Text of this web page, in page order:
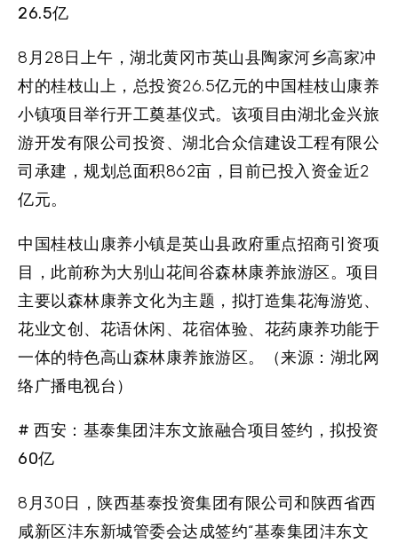
26.5亿
8月28日上午，湖北黄冈市英山县陶家河乡高家冲
村的桂枝山上，总投资26.5亿元的中国桂枝山康养
小镇项目举行开工奠基仪式。该项目由湖北金兴旅
游开发有限公司投资、湖北合众信建设工程有限公
司承建，规划总面积862亩，目前已投入资金近2
亿元。
中国桂枝山康养小镇是英山县政府重点招商引资项
目，此前称为大别山花间谷森林康养旅游区。项目
主要以森林康养文化为主题，拟打造集花海游览、
花业文创、花语休闲、花宿体验、花药康养功能于
一体的特色高山森林康养旅游区。（来源：湖北网
络广播电视台）
# 西安：基泰集团沣东文旅融合项目签约，拟投资
60亿
8月30日，陕西基泰投资集团有限公司和陕西省西
咸新区沣东新城管委会达成签约“基泰集团沣东文